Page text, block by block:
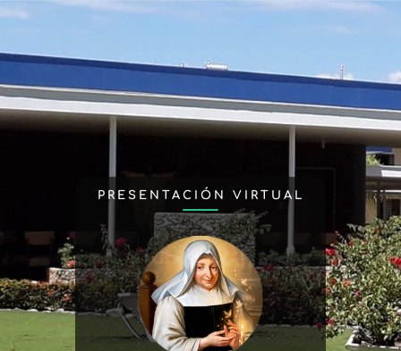
PRESENTACIÓN VIRTUAL